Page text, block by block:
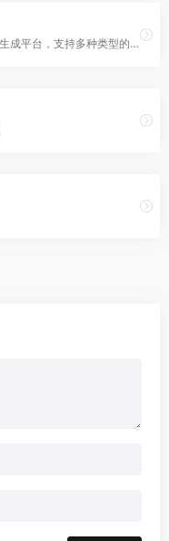
QRER.net 是一个免费的在线二维码生成平台，支持多种类型的二维码，包括 WiFi、网址、文本、电子名片、电子邮件等。